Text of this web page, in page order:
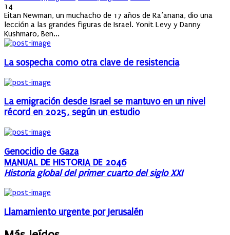
14
Eitan Newman, un muchacho de 17 años de Ra’anana, dio una
lección a las grandes figuras de Israel. Yonit Levy y Danny
Kushmaro, Ben...
La sospecha como otra clave de resistencia
La emigración desde Israel se mantuvo en un nivel
récord en 2025, según un estudio
Genocidio de Gaza
MANUAL DE HISTORIA DE 2046
Historia global del primer cuarto del siglo XXI
Llamamiento urgente por Jerusalén